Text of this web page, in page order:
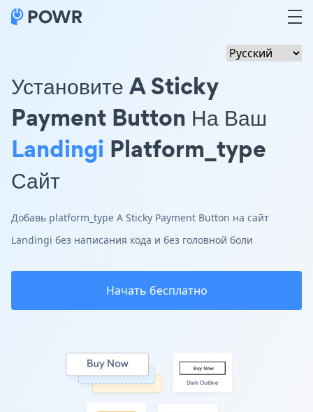
Установите A Sticky
Payment Button На Ваш
Landingi Platform_type
Сайт
Добавь platform_type A Sticky Payment Button на сайт
Landingi без написания кода и без головной боли
Начать бесплатно